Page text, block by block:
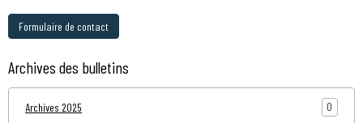
Formulaire de contact
Archives des bulletins
Archives 2025 0